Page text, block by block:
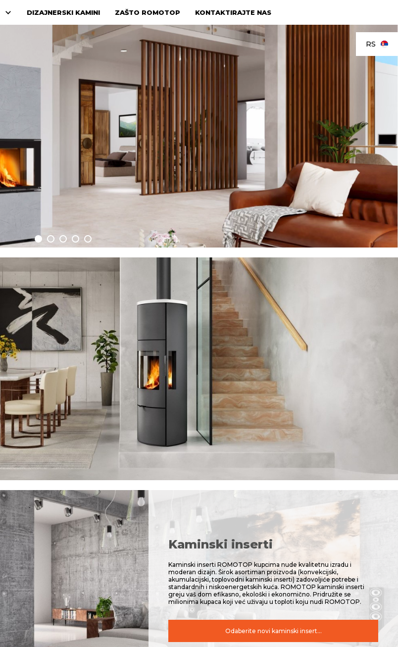
DIZAJNERSKI KAMINI ZAŠTO ROMOTOP KONTAKTIRAJTE NAS
RS
Kaminski inserti
Kaminski inserti ROMOTOP kupcima nude kvalitetnu izradu i
moderan dizajn. Širok asortiman proizvoda (konvekcijski,
akumulacijski, toplovodni kaminski inserti) zadovoljiće potrebe i
standardnih i niskoenergetskih kuća. ROMOTOP kaminski inserti
greju vaš dom efikasno, ekološki i ekonomično. Pridružite se
milionima kupaca koji već uživaju u toploti koju nudi ROMOTOP.
Odaberite novi kaminski insert...